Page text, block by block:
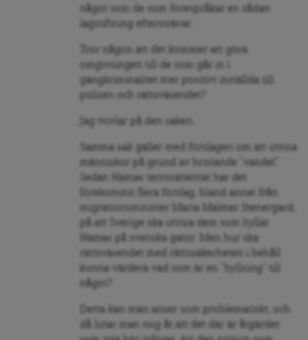
något som de som förespråkar en sådan
lagstiftning eftersträvar.
Tror någon att det kommer att göra
omgivningen till de som går in i
gängkriminalitet mer positivt inställda till
polisen och rättsväsendet?
Jag tvivlar på den saken.
Samma sak gäller med förslagen om att utvisa
människor på grund av bristande ”vandel”.
Sedan Hamas terrorattentat har det
förekommit flera förslag, bland annat från
migrationsminister Maria Malmer Stenergard,
på att Sverige ska utvisa dem som hyllat
Hamas på svenska gator. Men hur ska
rättsväsendet med rättssäkerheten i behåll
kunna värdera vad som är en ”hyllning” till
Detta kan man anser som problematiskt, och
då lutar man nog åt att det där är åtgärder